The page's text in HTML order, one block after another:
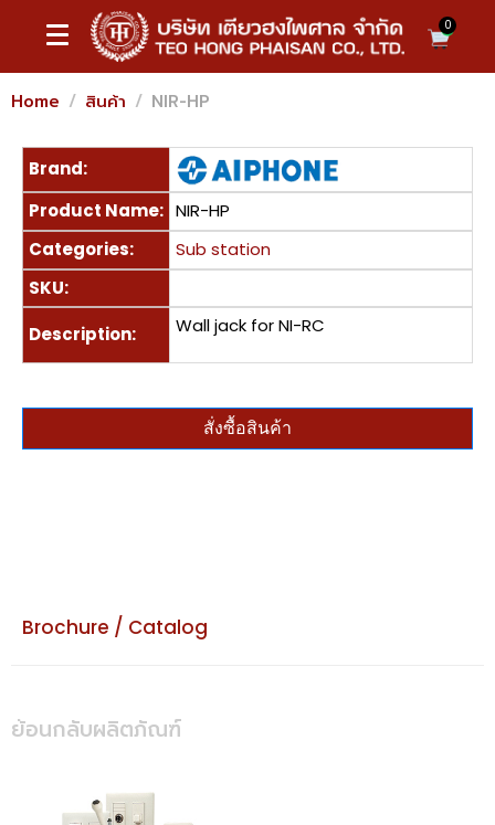
0
Home สินค้า NIR-HP
Brand:
Product Name: NIR-HP
Categories:
Sub station
SKU:
Description:
Wall jack for NI-RC
สั่งซื้อสินค้า
Brochure / Catalog
ย้อนกลับผลิตภัณฑ์